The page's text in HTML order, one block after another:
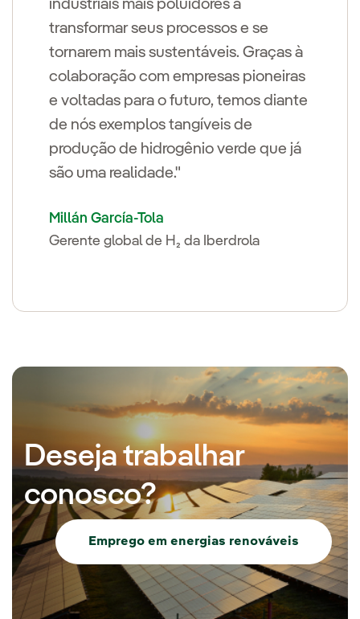
industriais mais poluidores a
transformar seus processos e se
tornarem mais sustentáveis. Graças à
colaboração com empresas pioneiras
e voltadas para o futuro, temos diante
de nós exemplos tangíveis de
produção de hidrogênio verde que já
são uma realidade."
Millán García-Tola
Gerente global de H₂ da Iberdrola
Deseja trabalhar
conosco?
Emprego em energias renováveis